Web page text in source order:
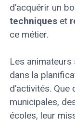
d’acquérir un
techniques et
ce métier.
Les
dans la
d’activités.
municipales,
écoles, leur